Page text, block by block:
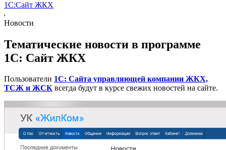
1С:Сайт ЖКХ
Новости
Тематические новости в программе
1С: Сайт ЖКХ
Пользователи 1С: Сайта управляющей компании ЖКХ,
ТСЖ и ЖСК всегда будут в курсе свежих новостей на сайте.